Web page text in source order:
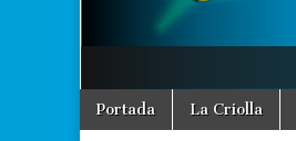
Main
menu
Skip
Portada La Criolla